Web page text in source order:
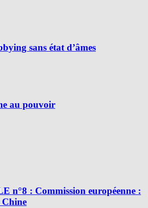
sans état d’âmes
au pouvoir
n°8 : Commission européenne :
Chine